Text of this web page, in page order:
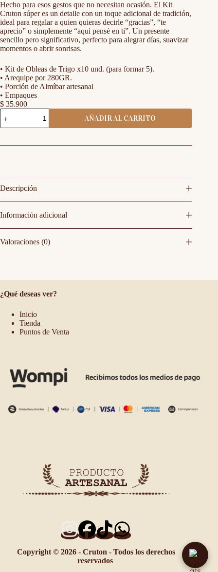
Hecho para esos gestos que no necesitan ocasión. El Kit
Cruton súper es un detalle con un toque adicional de tradición,
ideal para regalar a quien quieras decirle “gracias”, “te
aprecio” o simplemente “aquí pensé en ti”. Un presente
sencillo pero significativo, perfecto para alegrar días, suavizar
momentos o abrir sonrisas.
• Kit de Obleas de Trigo x10 und. (para formar 5).
• Arequipe por 280GR.
• Porción de Almíbar artesanal
• Empaques
$ 35.900
Kit
Cruton
cantidad
AÑADIR AL CARRITO
Descripción
Información adicional
Valoraciones (0)
¿Qué deseas ver?
Inicio
Tienda
Puntos de Venta
Copyright © 2026 - Cruton - Todos los derechos
reservados